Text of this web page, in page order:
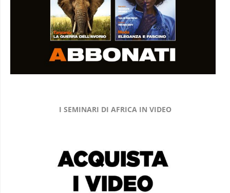
I SEMINARI DI AFRICA IN VIDEO